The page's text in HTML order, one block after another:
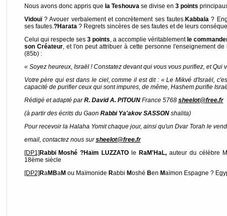
Nous avons donc appris que la Teshouvase divise en 3 points
Vidouï? Avouer verbalement et concrètement ses fautes.Kabbala ?
ses fautes.?Harata? Regrets sincères de ses fautes et de leurs
Celui qui respecte ses 3 points, a accomplie véritablement le
son Créateur, et l'on peut attribuer à cette personne l'enseignement de
(85b) :
« Soyez heureux, Israël ! Constatez devant qui vous vous purifiez, et Qui
Votre père qui est dans le ciel, comme il est dit : « Le Mikvé d'Israël,
capacité de purifier ceux qui sont impures, de même, Hashem purifie
Rédigé et adapté parR. David A. PITOUN France 5768 sheelot@free.fr
(à partir des écrits du Gaon Rabbi Ya'akov SASSON shalita)
Pour recevoir la Halaha Yomit chaque jour, ainsi qu'un Dvar Torah le
email, contactez nous sursheelot@free.fr
[DP1] Rabbi Moshé ?Haïm LUZZATO le RaM'HaL,auteur du célèbre
18ème siècle
[DP2] RaMBaM ou Maïmonide Rabbi Moshé Ben Maïmon Espagne ?